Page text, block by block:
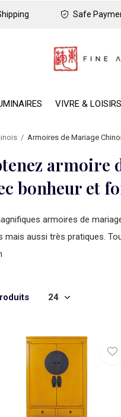
VIVRE & LOISIRS
Safe
Armoires de Mariage
armoire
bonheur et
armoires de
mais aussi très pratiques.